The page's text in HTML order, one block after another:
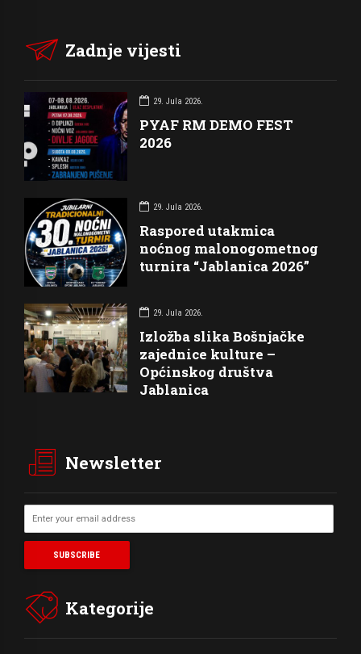
Zadnje vijesti
29. Jula 2026.
PYAF RM DEMO FEST
2026
29. Jula 2026.
Raspored utakmica
noćnog malonogometnog
turnira “Jablanica 2026”
29. Jula 2026.
Izložba slika Bošnjačke
zajednice kulture –
Općinskog društva
Jablanica
Newsletter
Kategorije